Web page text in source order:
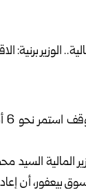
بحضور رسمي رفيع،
المالية
بيعفور، أن